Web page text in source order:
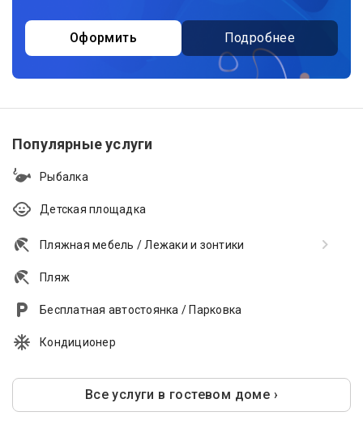
Оформить Подробнее
Популярные услуги
Рыбалка
Детская площадка
Пляжная мебель / Лежаки и зонтики
Пляж
Бесплатная автостоянка / Парковка
Кондиционер
Все услуги в гостевом доме ›